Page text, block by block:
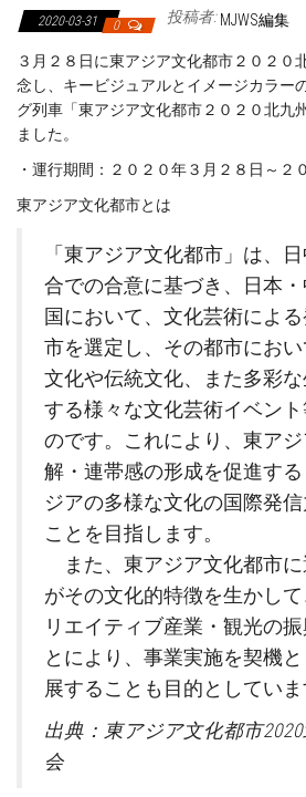
2020-03-31 0 投稿者: MJWS編集
３月２８日に東アジア文化都市２０２０
念し、キービジュアルとイメージカラー
グ列車「東アジア文化都市２０２０北九
ました。
・運行期間：２０２０年３月２８日～２
東アジア文化都市とは
「東アジア文化都市」は、
合での合意に基づき、日本
国において、文化芸術によ
市を選定し、その都市にお
文化や伝統文化、また多彩
する様々な文化芸術イベン
のです。これにより、東ア
解・連帯感の形成を促進す
ジアの多様な文化の国際発
ことを目指します。
また、東アジア文化都市
がその文化的特徴を生かし
リエイティブ産業・観光の
とにより、事業実施を契機
展することも目的としていま
出典：東アジア文化都市
会